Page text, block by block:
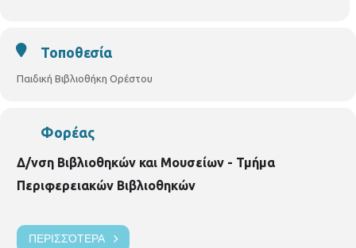
Τοποθεσία
Παιδική Βιβλιοθήκη Ορέστου
Φορέας
Δ/νση Βιβλιοθηκών και Μουσείων - Τμήμα
Περιφερειακών Βιβλιοθηκών
ΠΕΡΙΣΣΌΤΕΡΑ